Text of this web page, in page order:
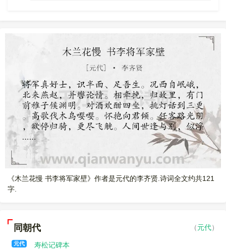
《木兰花慢 书李将军家壁》作者是元代的李齐贤.诗词全文约共121
字.
同朝代 （元代）
元代 寿松记碑本